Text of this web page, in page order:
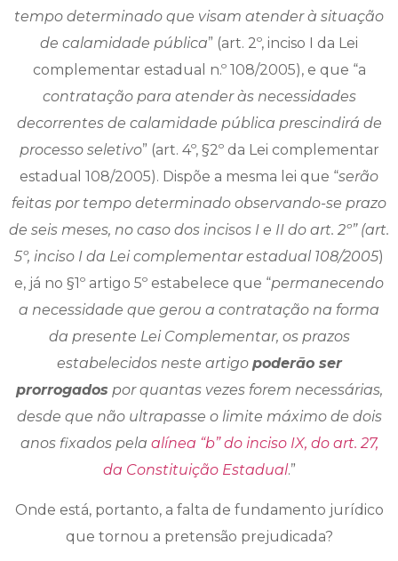
tempo determinado que visam atender à situação
de calamidade pública” (art. 2º, inciso I da Lei
complementar estadual n.º 108/2005), e que “a
contratação para atender às necessidades
decorrentes de calamidade pública prescindirá de
processo seletivo” (art. 4º, §2º da Lei complementar
estadual 108/2005). Dispõe a mesma lei que “serão
feitas por tempo determinado observando-se prazo
de seis meses, no caso dos incisos I e II do art. 2º” (art.
5º, inciso I da Lei complementar estadual 108/2005)
e, já no §1º artigo 5º estabelece que “permanecendo
a necessidade que gerou a contratação na forma
da presente Lei Complementar, os prazos
estabelecidos neste artigo poderão ser
prorrogados por quantas vezes forem necessárias,
desde que não ultrapasse o limite máximo de dois
anos fixados pela alínea “b” do inciso IX, do art. 27,
da Constituição Estadual.”
Onde está, portanto, a falta de fundamento jurídico
que tornou a pretensão prejudicada?